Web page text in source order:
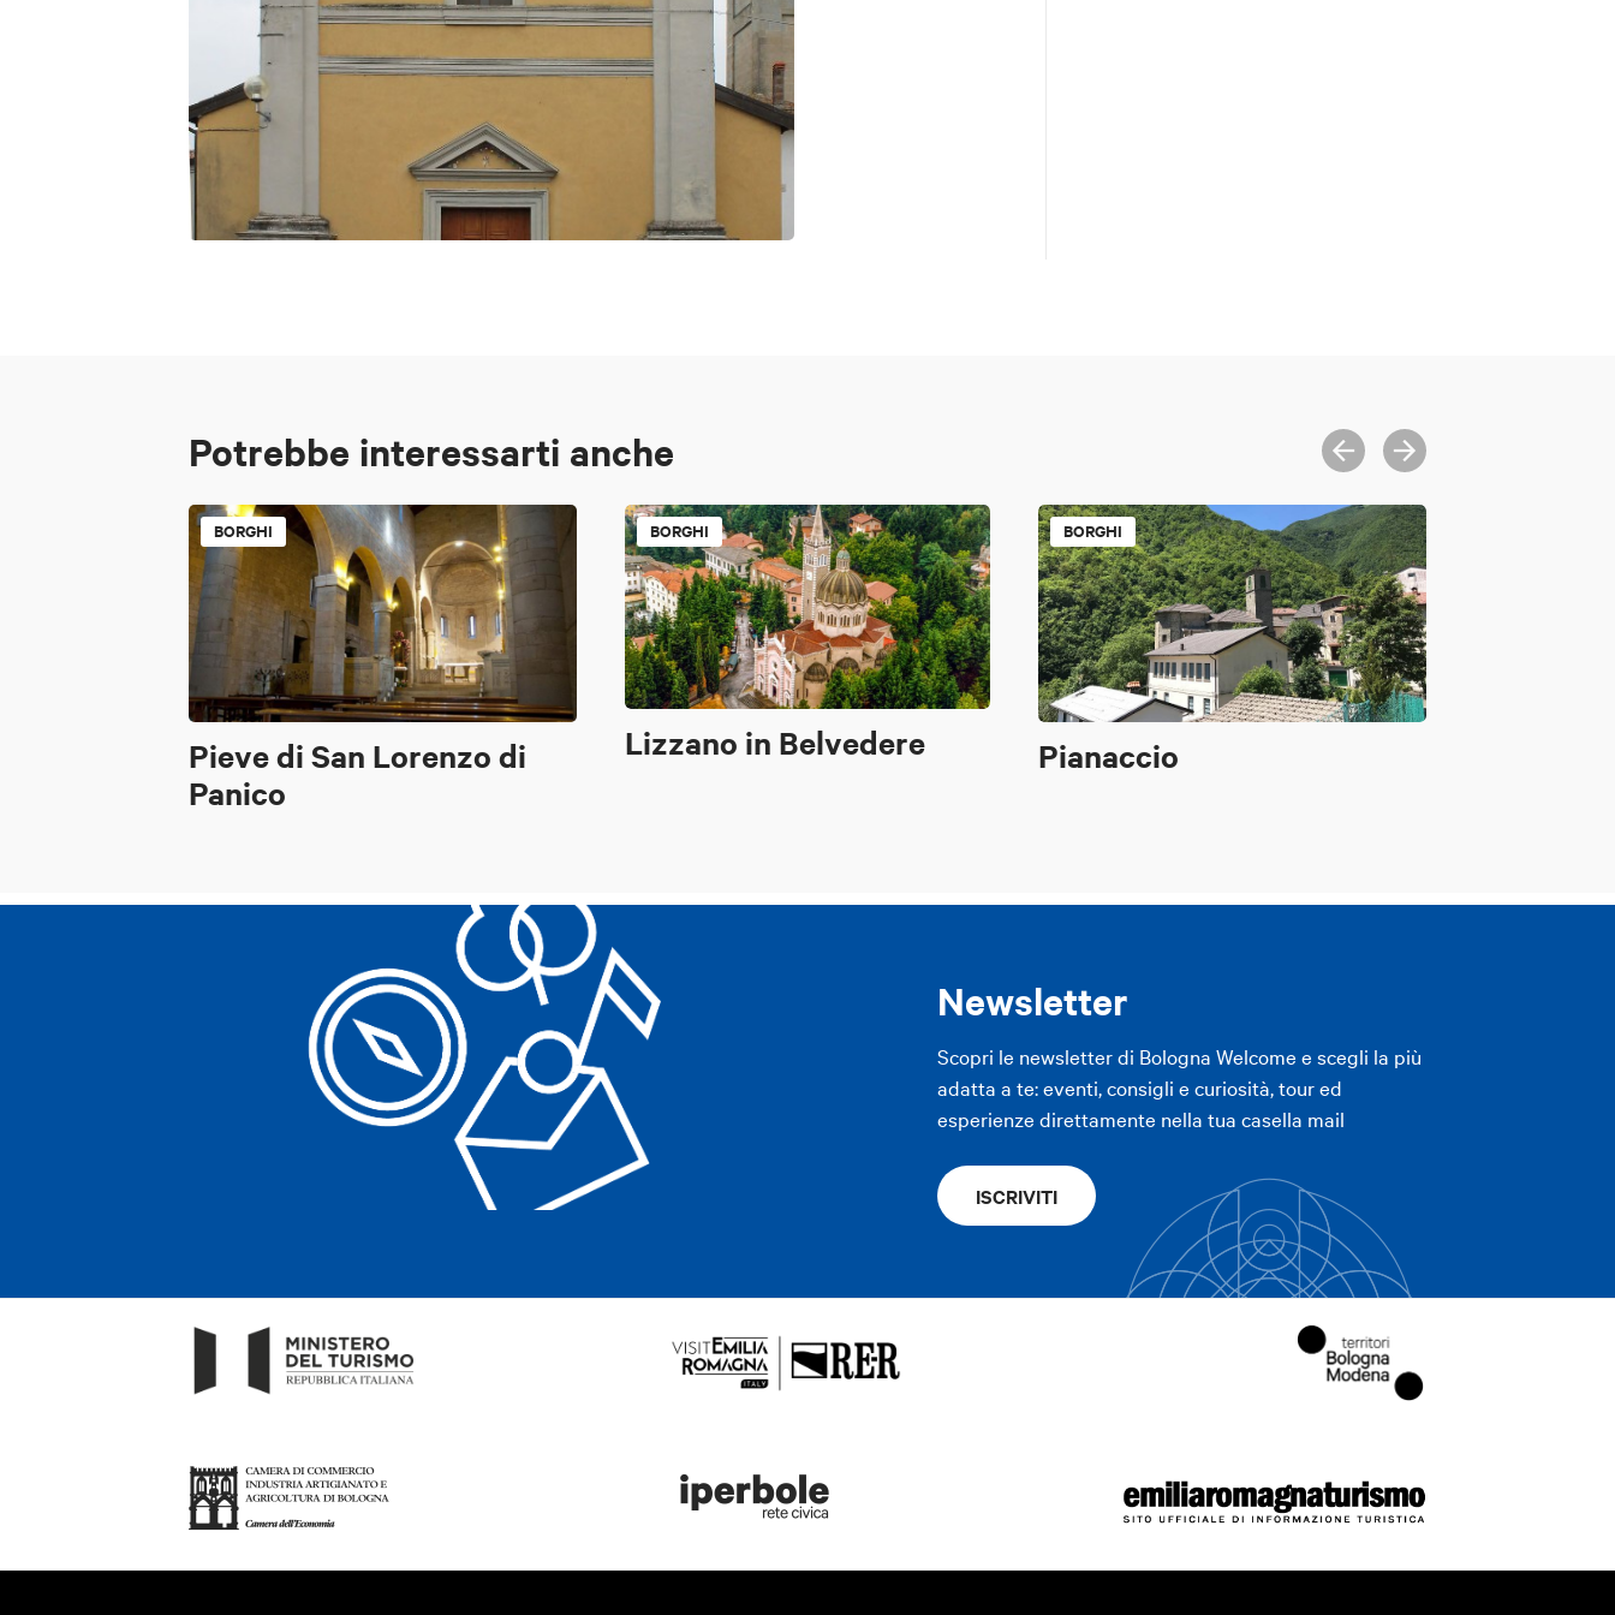
Potrebbe interessarti anche
BORGHI
Pieve di San Lorenzo di
Panico
BORGHI
Lizzano in Belvedere
BORGHI
Pianaccio
Newsletter
Scopri le newsletter di Bologna Welcome e scegli la più
adatta a te: eventi, consigli e curiosità, tour ed
esperienze direttamente nella tua casella mail
ISCRIVITI